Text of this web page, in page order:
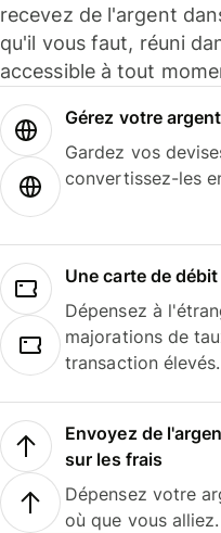
recevez de l'argent
qu'il vous faut, réuni
accessible à tout
Gérez votre
Gardez vos
convertissez-les
Une carte de
Dépensez à
majorations de
transaction élevés.
Envoyez de
sur les frais
Dépensez votre
où que vous alliez.